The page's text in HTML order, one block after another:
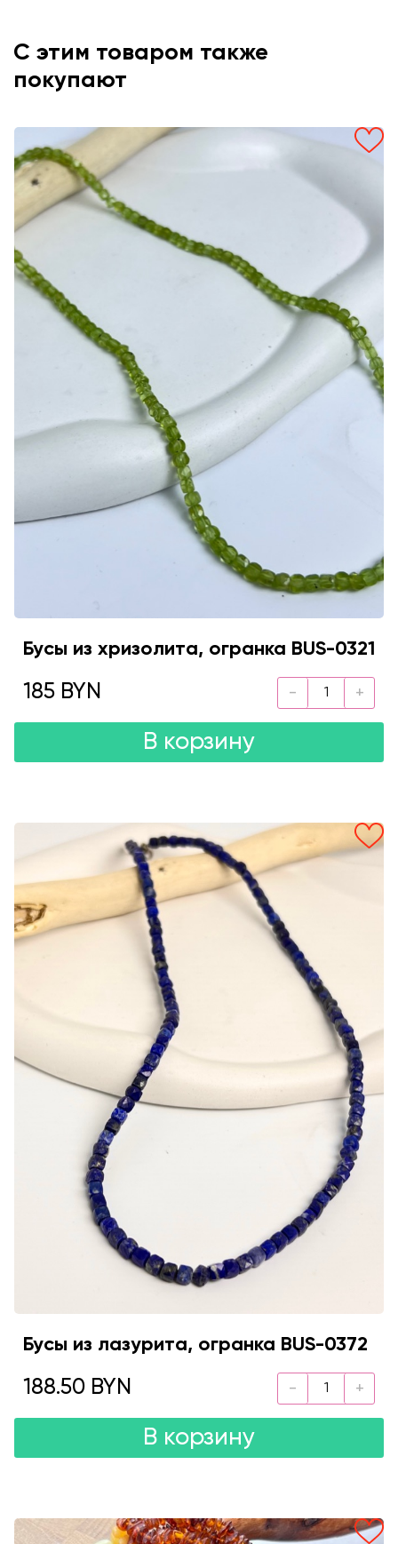
С этим товаром также
покупают
Бусы из хризолита, огранка BUS-0321
185 BYN
В корзину
Бусы из лазурита, огранка BUS-0372
188.50 BYN
В корзину